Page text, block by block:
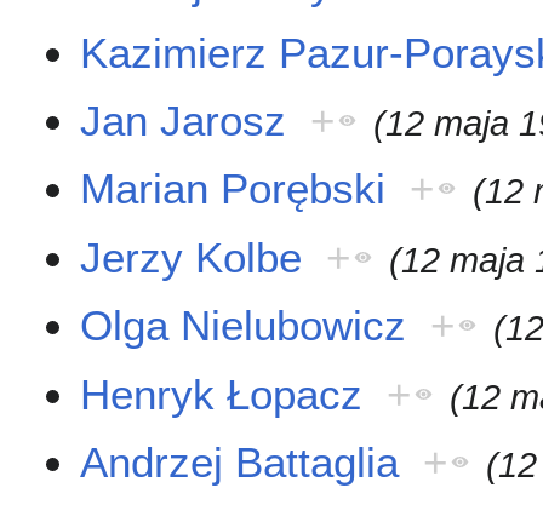
Kazimierz Pazur-
Jan Jarosz
+ (12 maja
Marian Porębski + (12
Jerzy Kolbe + (12 maja
Olga Nielubowicz +
Henryk Łopacz + (12
Andrzej Battaglia +